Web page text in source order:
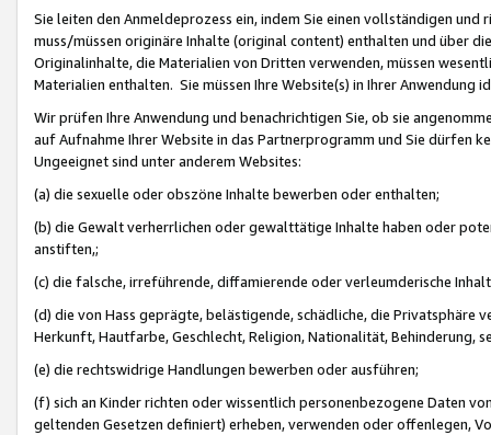
Sie leiten den Anmeldeprozess ein, indem Sie einen vollständigen
muss/müssen originäre Inhalte (original content) enthalten und über
Originalinhalte, die Materialien von Dritten verwenden, müssen
Materialien enthalten. Sie müssen Ihre Website(s) in Ihrer Anwendung
Wir prüfen Ihre Anwendung und benachrichtigen Sie, ob sie
auf Aufnahme Ihrer Website in das Partnerprogramm und Sie dürfen
Ungeeignet sind unter anderem Websites:
(a) die sexuelle oder obszöne Inhalte bewerben oder enthalten;
(b) die Gewalt verherrlichen oder gewalttätige Inhalte haben oder
anstiften,;
(c) die falsche, irreführende, diffamierende oder verleumderische
(d) die von Hass geprägte, belästigende, schädliche, die Privatsphäre
Herkunft, Hautfarbe, Geschlecht, Religion, Nationalität, Behinderung,
(e) die rechtswidrige Handlungen bewerben oder ausführen;
(f) sich an Kinder richten oder wissentlich personenbezogene Daten
geltenden Gesetzen definiert) erheben, verwenden oder offenlegen,